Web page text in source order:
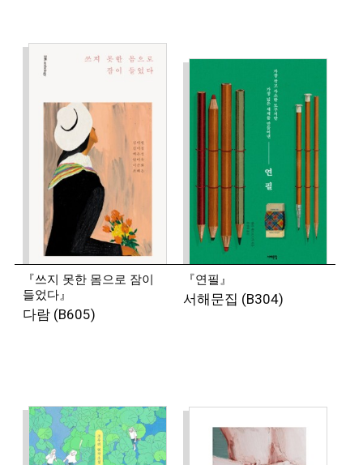
『쓰지 못한 몸으로 잠이
들었다』
다람 (B605)
『연필』
서해문집 (B304)